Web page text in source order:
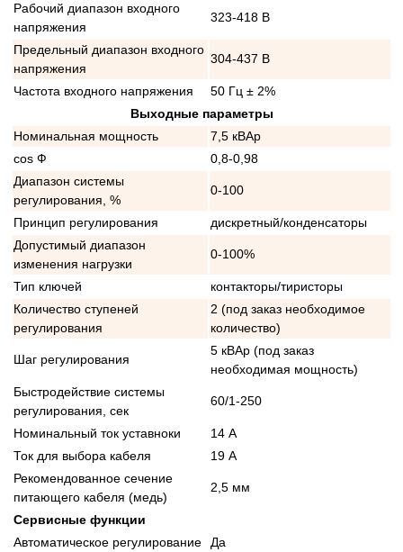
Рабочий диапазон входного
напряжения
323-418 В
Предельный диапазон входного
напряжения
304-437 В
Частота входного напряжения
50 Гц ± 2%
Выходные параметры
Номинальная мощность
7,5 кВАр
cos Ф
0,8-0,98
Диапазон системы
регулирования, %
0-100
Принцип регулирования
дискретный/конденсаторы
Допустимый диапазон
изменения нагрузки
0-100%
Тип ключей
контакторы/тиристоры
Количество ступеней
регулирования
2 (под заказ необходимое
количество)
Шаг регулирования
5 кВАр (под заказ
необходимая мощность)
Быстродействие системы
регулирования, сек
60/1-250
Номинальный ток уставноки
14 А
Ток для выбора кабеля
19 А
Рекомендованное сечение
питающего кабеля (медь)
2,5 мм
Сервисные функции
Автоматическое регулирование
Да